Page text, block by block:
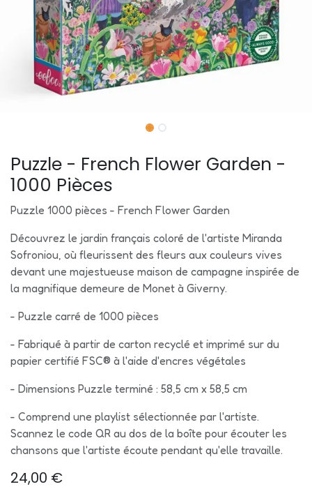
Puzzle - French Flower Garden -
1000 Pièces
Puzzle 1000 pièces - French Flower Garden
Découvrez le jardin français coloré de l'artiste Miranda
Sofroniou, où fleurissent des fleurs aux couleurs vives
devant une majestueuse maison de campagne inspirée de
la magnifique demeure de Monet à Giverny.
- Puzzle carré de 1000 pièces
- Fabriqué à partir de carton recyclé et imprimé sur du
papier certifié FSC® à l'aide d'encres végétales
- Dimensions Puzzle terminé : 58,5 cm x 58,5 cm
- Comprend une playlist sélectionnée par l'artiste.
Scannez le code QR au dos de la boîte pour écouter les
chansons que l'artiste écoute pendant qu'elle travaille.
24,00 €